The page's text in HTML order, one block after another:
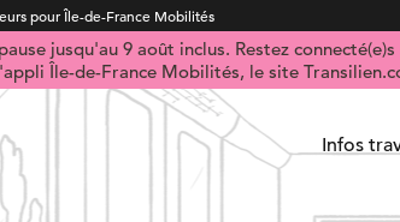
pour Île-de-France Mobilités
jusqu'au 9 août inclus. Restez
Île-de-France Mobilités, le site
Infos